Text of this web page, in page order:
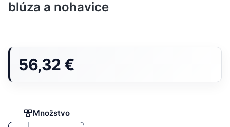
blúza a nohavice
Cena
56,32 €
Množstvo